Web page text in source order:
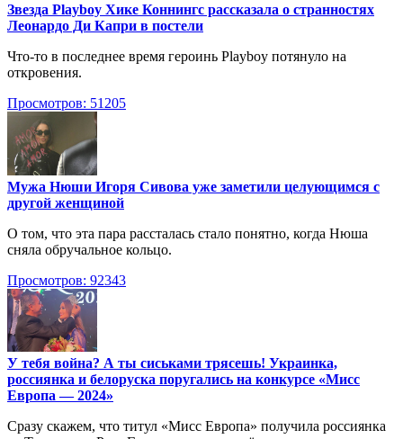
Звезда Playboy Хике Коннингс рассказала о странностях
Леонардо Ди Капри в постели
Что-то в последнее время героинь Playboy потянуло на
откровения.
Просмотров: 51205
Мужа Нюши Игоря Сивова уже заметили целующимся с
другой женщиной
О том, что эта пара рассталась стало понятно, когда Нюша
сняла обручальное кольцо.
Просмотров: 92343
У тебя война? А ты сиськами трясешь! Украинка,
россиянка и белоруска поругались на конкурсе «Мисс
Европа — 2024»
Сразу скажем, что титул «Мисс Европа» получила россиянка